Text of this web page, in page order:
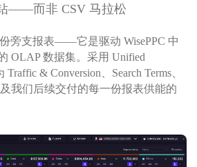
——而非 CSV 马拉松
旁支报表——它是驱动 WisePPC 中
OLAP 数据集。采用 Unified
& Conversion、Search Terms、
及我们后续交付的每一份报表供能的